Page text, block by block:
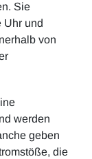
Sie
Uhr und
von
werden
geben
die